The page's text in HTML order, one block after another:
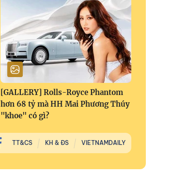
[GALLERY] Rolls-Royce Phantom
hơn 68 tỷ mà HH Mai Phương Thúy
"khoe" có gì?
TT&CS KH & ĐS VIETNAMDAILY